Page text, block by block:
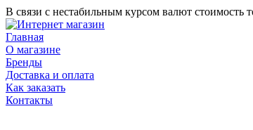
В связи с нестабильным курсом валют стоимость
Главная
О магазине
Бренды
Доставка и оплата
Как заказать
Контакты